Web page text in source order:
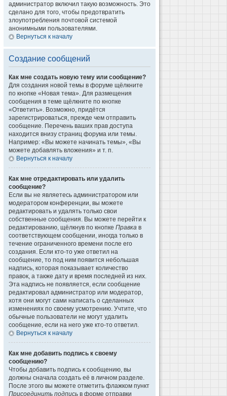
администратор включил такую возможность. Это
сделано для того, чтобы предотвратить
злоупотребления почтовой системой
анонимными пользователями.
Вернуться к началу
Создание сообщений
Как мне создать новую тему или сообщение?
Для создания новой темы в форуме щёлкните
по кнопке «Новая тема». Для размещения
сообщения в теме щёлкните по кнопке
«Ответить». Возможно, придётся
зарегистрироваться, прежде чем отправить
сообщение. Перечень ваших прав доступа
находится внизу страниц форума или темы.
Например: «Вы можете начинать темы», «Вы
можете добавлять вложения» и т. п.
Вернуться к началу
Как мне отредактировать или удалить
сообщение?
Если вы не являетесь администратором или
модератором конференции, вы можете
редактировать и удалять только свои
собственные сообщения. Вы можете перейти к
редактированию, щёлкнув по кнопке Правка в
соответствующем сообщении, иногда только в
течение ограниченного времени после его
создания. Если кто-то уже ответил на
сообщение, то под ним появится небольшая
надпись, которая показывает количество
правок, а также дату и время последней из них.
Эта надпись не появляется, если сообщение
редактировал администратор или модератор,
хотя они могут сами написать о сделанных
изменениях по своему усмотрению. Учтите, что
обычные пользователи не могут удалить
сообщение, если на него уже кто-то ответил.
Вернуться к началу
Как мне добавить подпись к своему
сообщению?
Чтобы добавить подпись к сообщению, вы
должны сначала создать её в личном разделе.
После этого вы можете отметить флажком пункт
Присоединить подпись в форме отправки